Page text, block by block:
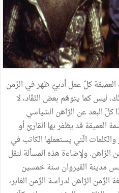
العميقةكلّعملأدبيّ ظهرفي الزّمن
ليسكما يتوهّم بعض النّقّاد،لا
كلّ البعدعن الرّاهن السّياسي
العميقةقديظفربها القارئأو
والكلمات الّتي يستعملها الكاتبفي
الرّاهن.ولإضاءة هذه المسألة لنقل
مدينة القيروان سنةخمسين
الزّمن الرّاهن لدراسة الزّمن الغابر،